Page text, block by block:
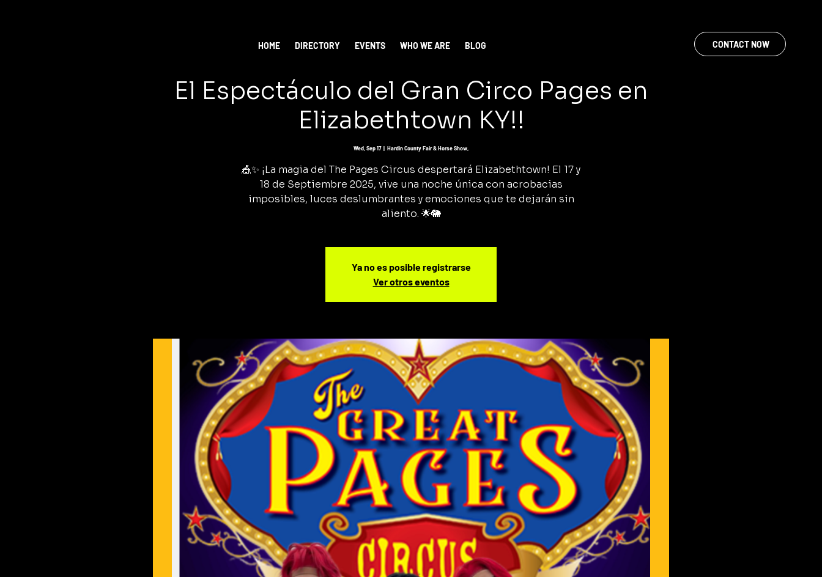
HOME DIRECTORY EVENTS WHO WE ARE BLOG CONTACT NOW
El Espectáculo del Gran Circo Pages en
Elizabethtown KY!!
Wed, Sep 17
  |
Hardin County Fair & Horse Show,
🎪✨ ¡La magia del The Pages Circus despertará Elizabethtown! El 17 y
18 de Septiembre 2025, vive una noche única con acrobacias
imposibles, luces deslumbrantes y emociones que te dejarán sin
aliento. 🌟🐘
Ya no es posible registrarse
Ver otros eventos